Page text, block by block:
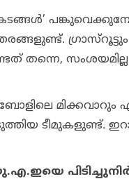
തന്നെ,
മിക്കവാറും
ടീമുകളുണ്ട്.